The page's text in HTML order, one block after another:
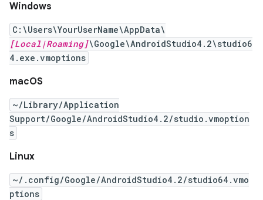
Windows
C:\Users\YourUserName\AppData\
[Local|Roaming]\Google\AndroidStudio4.2\studio6
4.exe.vmoptions
macOS
~/Library/Application
Support/Google/AndroidStudio4.2/studio.vmoption
s
Linux
~/.config/Google/AndroidStudio4.2/studio64.vmo
ptions